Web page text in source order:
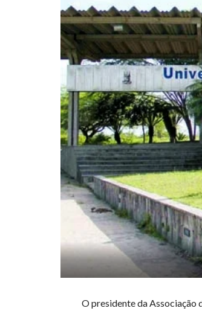
O presidente da Associação